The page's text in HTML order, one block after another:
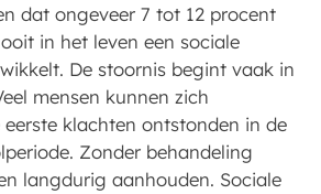
dat ongeveer 7 tot 12 procent
in het leven een sociale
De stoornis begint vaak in
mensen kunnen zich
klachten ontstonden in de
Zonder behandeling
langdurig aanhouden. Sociale